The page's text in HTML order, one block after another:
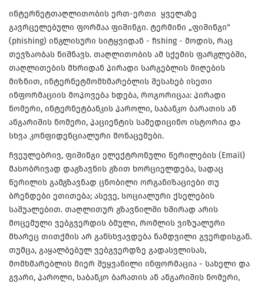
ინტერნეტთაღლითობის ერთ-ერთი ყველაზე
გავრცელებული ფორმაა ფიშინგი. ტერმინი „ფიშინგი“
(phishing) ინგლისური სიტყვიდან - fishing - მოდის, რაც
თევზაობას ნიშნავს. თაღლითობის ამ სქემის ფარგლებში,
თაღლითების მხრიდან პირადი სარგებლის მიღების
მიზნით, ინტერნეტმომხმარებლის შესახებ ისეთი
ინფორმაციის მოპოვება ხდება, როგორიცაა: პირადი
ნომერი, ინტერნეტბანკის პაროლი, საბანკო ბარათის ან
ანგარიშის ნომერი, პაციენტის სამედიცინო ისტორია და
სხვა კონფიდენციალური მონაცემები.
ჩვეულებრივ, ფიშინგი ელექტრონული წერილების (Email)
მასობრივად დაგზავნის გზით ხორციელდება, სადაც
წერილის გამგზავნად ცნობილი ორგანიზაციები თუ
ბრენდები ეთითება; ასევე, სოციალური ქსელების
საშუალებით. თაღლითურ გზავნილში ხშირად არის
მოცემული ვებგვერდის ბმული, რომლის ვიზუალური
მხარეც თითქმის არ განსხვავდება ნამდვილი გვერდისგან.
თუმცა, გაყალბებულ ვებგვერდზე გადასვლისას,
მომხმარებლის მიერ შეყვანილი ინფორმაცია - სახელი და
გვარი, პაროლი, საბანკო ბარათის ან ანგარიშის ნომერი,